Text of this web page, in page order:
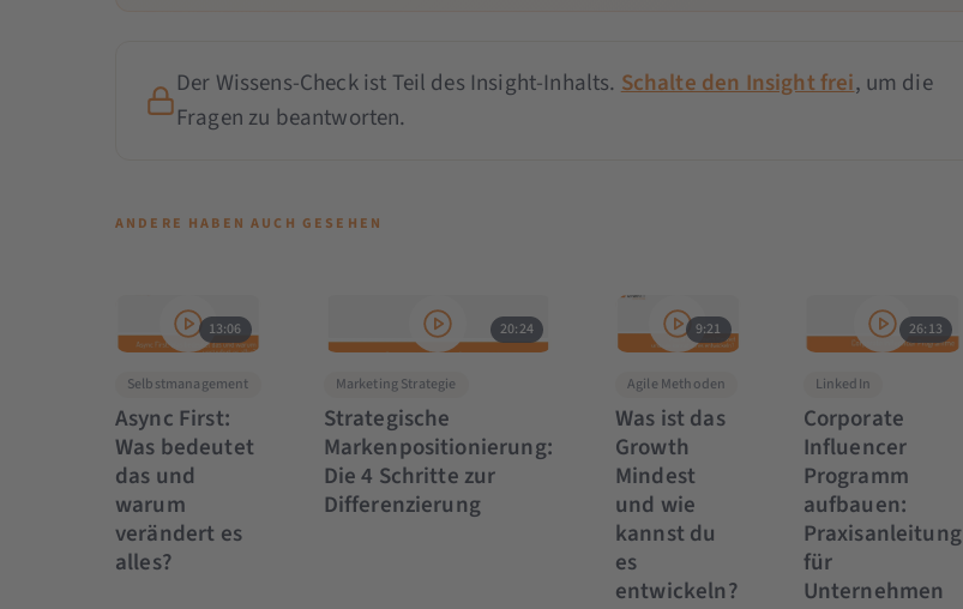
Der Wissens-Check ist Teil des Insight-Inhalts. Schalte den Insight frei, um die
Fragen zu beantworten.
ANDERE HABEN AUCH GESEHEN
13:06
Selbstmanagement
Async First:
Was bedeutet
das und
warum
verändert es
alles?
20:24
Marketing Strategie
Strategische
Markenpositionierung:
Die 4 Schritte zur
Differenzierung
9:21
Agile Methoden
Was ist das
Growth
Mindest
und wie
kannst du
es
entwickeln?
26:13
LinkedIn
Corporate
Influencer
Programm
aufbauen:
Praxisanleitung
für
Unternehmen